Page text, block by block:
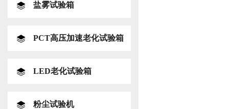
盐雾试验箱
PCT高压加速老化试验箱
LED老化试验箱
粉尘试验机